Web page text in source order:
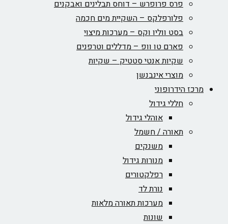
פרס פרופרש – דוחס תבלינים ואבקנים
פלורפלקס – השקיית מים חכמה
בסט ווליו וקס – מערכות מיצוי
פארם טו וופ – מדללים וטרפנים
שקיות אנטי סטטיק – שקיות
מוצרי אינבנשן
מרכז הידרופוני
חללי גידול
אוהלי גידול
תאורה / חשמל
משנקים
מנורות גידול
רפלקטורים
נורת לד
מערכות תאורה מלאות
שונות